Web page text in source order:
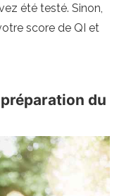
été testé. Sinon,
score de QI et
du